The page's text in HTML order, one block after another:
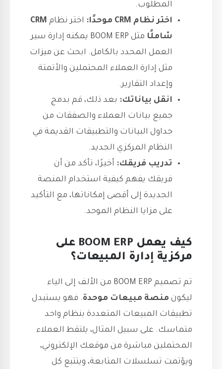
المطلوب.
اختر نظام CRM موحدًا:
اختر نظام CRM
شاملًا
مثل BOOM ERP يمكنه إدارة سير
العمل المحدد بالكامل. ابحث عن ميزات
مثل إدارة العملاء المحتملين والأتمتة
وإعداد التقارير.
انقل بياناتك: بعد ذلك، قم بدمج
جميع بيانات العملاء والصفقات من
جداول البيانات والتطبيقات القديمة في
النظام المركزي الجديد.
تدريب فريقك: أخيرًا، تأكد من أن
فريقك يفهم كيفية استخدام المنصة
الجديدة إلى أقصى إمكاناتها، مع التأكيد
على مزايا النظام الموحد.
كيف يعمل BOOM ERP على
مركزية إدارة المبيعات؟
تم تصميم BOOM ERP من الألف إلى الياء
ليكون منصة مبيعات موحدة. فهو يستبدل
تطبيقات المبيعات المتعددة بنظام واحد
متماسك. على سبيل المثال، يلتقط العملاء
المحتملين مباشرة من موقعك الإلكتروني،
ويؤتمت تسلسلات المتابعة، ويتتبع كل